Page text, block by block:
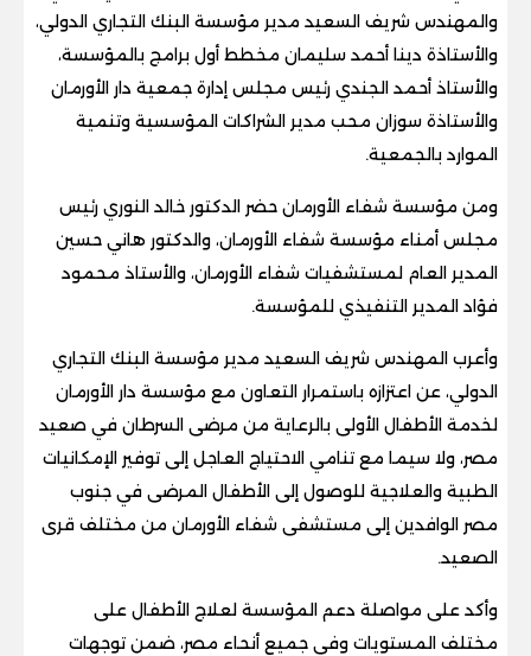
والمهندس شريف السعيد مدير مؤسسة البنك التجاري الدولي،
والأستاذة دينا أحمد سليمان مخطط أول برامج بالمؤسسة،
والأستاذ أحمد الجندي رئيس مجلس إدارة جمعية دار الأورمان
والأستاذة سوزان محب مدير الشراكات المؤسسية وتنمية
الموارد بالجمعية.
ومن مؤسسة شفاء الأورمان حضر الدكتور خالد النوري رئيس
مجلس أمناء مؤسسة شفاء الأورمان، والدكتور هاني حسين
المدير العام لمستشفيات شفاء الأورمان، والأستاذ محمود
فؤاد المدير التنفيذي للمؤسسة.
وأعرب المهندس شريف السعيد مدير مؤسسة البنك التجاري
الدولي، عن اعتزازه باستمرار التعاون مع مؤسسة دار الأورمان
لخدمة الأطفال الأولى بالرعاية من مرضى السرطان في صعيد
مصر، ولا سيما مع تنامي الاحتياج العاجل إلى توفير الإمكانيات
الطبية والعلاجية للوصول إلى الأطفال المرضى في جنوب
مصر الوافدين إلى مستشفى شفاء الأورمان من مختلف قرى
الصعيد.
وأكد على مواصلة دعم المؤسسة لعلاج الأطفال على
مختلف المستويات وفي جميع أنحاء مصر، ضمن توجهات